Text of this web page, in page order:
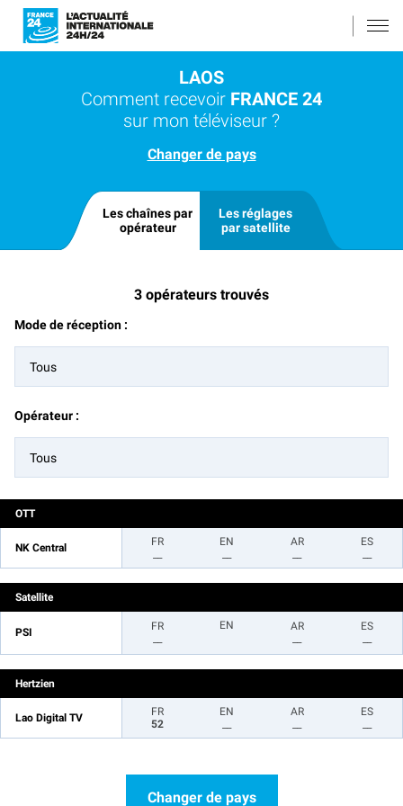
LAOS
Comment recevoir FRANCE 24
sur mon téléviseur ?
Changer de pays
Les chaînes par
opérateur
Les réglages
par satellite
3 opérateurs trouvés
Mode de réception :
Tous
Opérateur :
Tous
OTT
NK Central
FR
EN
AR
ES
Satellite
PSI
FR
EN
AR
ES
Hertzien
Lao Digital TV
FR
52
EN
AR
ES
Changer de pays